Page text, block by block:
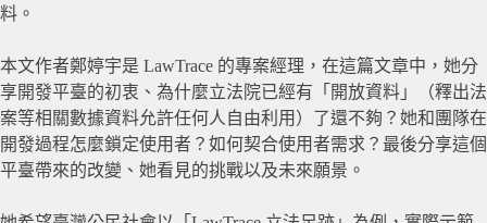
料。
本文作者鄭婷宇是 LawTrace 的專案經理，在這篇文章中，她分
享開發平臺的初衷、為什麼立法院已經有「開放資料」（釋出法
案等相關數據資料允許任何人自由利用）了還不夠？她和團隊在
開發過程怎麼鎖定使用者？如何契合使用者需求？最後分享這個
平臺帶來的改變、她看見的挑戰以及未來願景。